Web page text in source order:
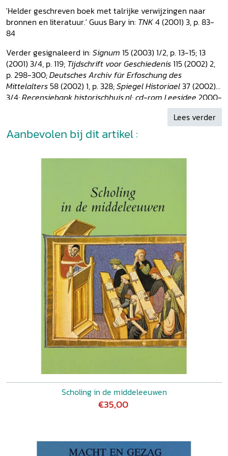
'Helder geschreven boek met talrijke verwijzingen naar
bronnen en literatuur.' Guus Bary in: TNK4 (2001) 3, p. 83-
84
Verder gesignaleerd in: Signum 15 (2003) 1/2, p. 13-15; 13
(2001) 3/4, p. 119; Tijdschrift voor Geschiedenis115 (2002) 2,
p. 298-300;Deutsches Archiv für Erfoschung des
Mittelalters58 (2002) 1, p. 328;Spiegel Historiael37 (2002)
3/4;Recensiebank historischhuis.nl;cd-rom Leesidee 2000-
Lees verder
Aanbevolen bij dit artikel :
Scholing in de middeleeuwen
€35,00